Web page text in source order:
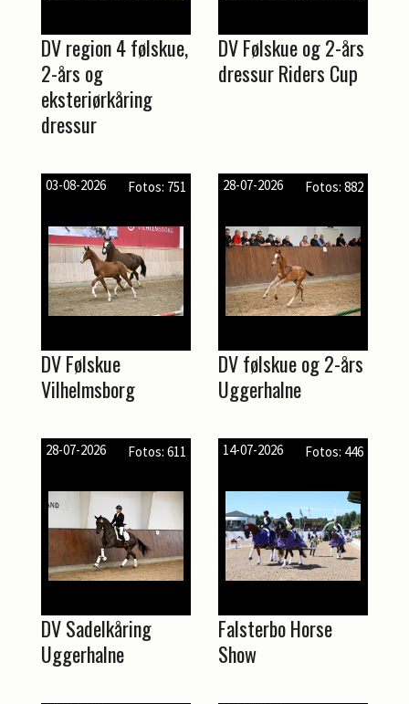
DV region 4 følskue,
2-års og
eksteriørkåring
dressur
DV Følskue og 2-års
dressur Riders Cup
03-08-2026 Fotos: 751
DV Følskue
Vilhelmsborg
28-07-2026 Fotos: 882
DV følskue og 2-års
Uggerhalne
28-07-2026 Fotos: 611
DV Sadelkåring
Uggerhalne
14-07-2026 Fotos: 446
Falsterbo Horse
Show